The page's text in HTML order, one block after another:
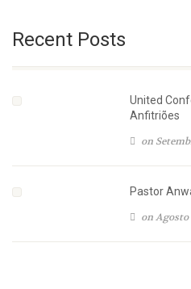
Recent Posts
United
Anfitriões
on
Pastor
on Agosto